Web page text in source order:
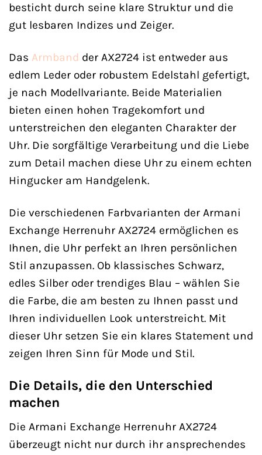
besticht durch seine klare Struktur und die
gut lesbaren Indizes und Zeiger.
Das Armband der AX2724 ist entweder aus
edlem Leder oder robustem Edelstahl gefertigt,
je nach Modellvariante. Beide Materialien
bieten einen hohen Tragekomfort und
unterstreichen den eleganten Charakter der
Uhr. Die sorgfältige Verarbeitung und die Liebe
zum Detail machen diese Uhr zu einem echten
Hingucker am Handgelenk.
Die verschiedenen Farbvarianten der Armani
Exchange Herrenuhr AX2724 ermöglichen es
Ihnen, die Uhr perfekt an Ihren persönlichen
Stil anzupassen. Ob klassisches Schwarz,
edles Silber oder trendiges Blau – wählen Sie
die Farbe, die am besten zu Ihnen passt und
Ihren individuellen Look unterstreicht. Mit
dieser Uhr setzen Sie ein klares Statement und
zeigen Ihren Sinn für Mode und Stil.
Die Details, die den Unterschied
machen
Die Armani Exchange Herrenuhr AX2724
überzeugt nicht nur durch ihr ansprechendes